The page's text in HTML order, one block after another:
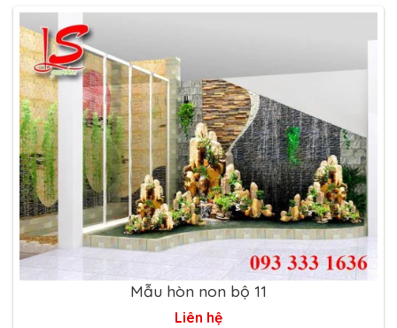
Mẫu hòn non bộ 11
Liên hệ